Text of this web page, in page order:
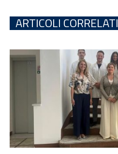
ARTICOLI CORRELATI